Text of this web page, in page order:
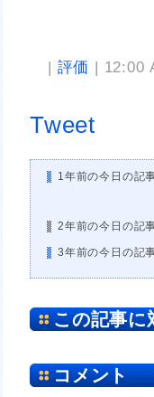
| 評価 | 12:00
Tweet
1年前の今日の記
2年前の今日の記
3年前の今日の記
この記事に
コメント